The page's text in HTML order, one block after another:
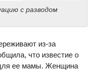
с разводом
из-за
что известие о
ее мамы. Женщина